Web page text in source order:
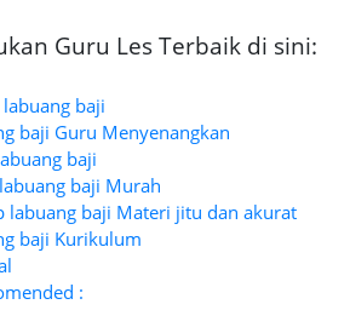
Guru Les Terbaik di sini:
baji
baji Guru Menyenangkan
baji
baji Murah
labuang baji Materi jitu dan akurat
baji Kurikulum
: